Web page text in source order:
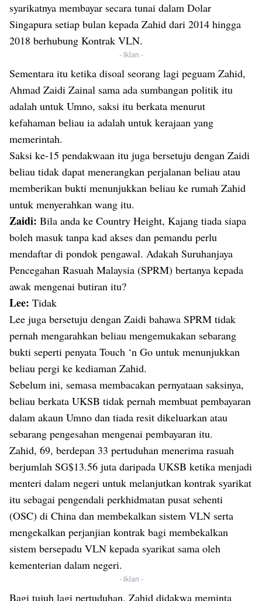
syarikatnya membayar secara tunai dalam Dolar
Singapura setiap bulan kepada Zahid dari 2014 hingga
2018 berhubung Kontrak VLN.
- Iklan -
Sementara itu ketika disoal seorang lagi peguam Zahid,
Ahmad Zaidi Zainal sama ada sumbangan politik itu
adalah untuk Umno, saksi itu berkata menurut
kefahaman beliau ia adalah untuk kerajaan yang
memerintah.
Saksi ke-15 pendakwaan itu juga bersetuju dengan Zaidi
beliau tidak dapat menerangkan perjalanan beliau atau
memberikan bukti menunjukkan beliau ke rumah Zahid
untuk menyerahkan wang itu.
Zaidi: Bila anda ke Country Height, Kajang tiada siapa
boleh masuk tanpa kad akses dan pemandu perlu
mendaftar di pondok pengawal. Adakah Suruhanjaya
Pencegahan Rasuah Malaysia (SPRM) bertanya kepada
awak mengenai butiran itu?
Lee: Tidak
Lee juga bersetuju dengan Zaidi bahawa SPRM tidak
pernah mengarahkan beliau mengemukakan sebarang
bukti seperti penyata Touch ‘n Go untuk menunjukkan
beliau pergi ke kediaman Zahid.
Sebelum ini, semasa membacakan pernyataan saksinya,
beliau berkata UKSB tidak pernah membuat pembayaran
dalam akaun Umno dan tiada resit dikeluarkan atau
sebarang pengesahan mengenai pembayaran itu.
Zahid, 69, berdepan 33 pertuduhan menerima rasuah
berjumlah SG$13.56 juta daripada UKSB ketika menjadi
menteri dalam negeri untuk melanjutkan kontrak syarikat
itu sebagai pengendali perkhidmatan pusat sehenti
(OSC) di China dan membekalkan sistem VLN serta
mengekalkan perjanjian kontrak bagi membekalkan
sistem bersepadu VLN kepada syarikat sama oleh
kementerian dalam negeri.
- Iklan -
Bagi tujuh lagi pertuduhan, Zahid didakwa meminta